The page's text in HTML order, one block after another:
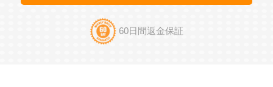
60日間返金保証